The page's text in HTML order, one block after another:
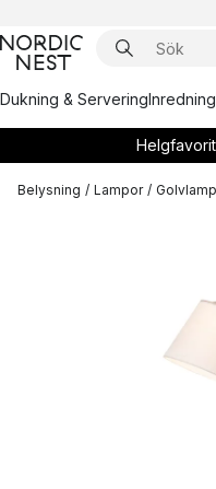
Dukning & ServeringInredning
Belysning / Lampor /